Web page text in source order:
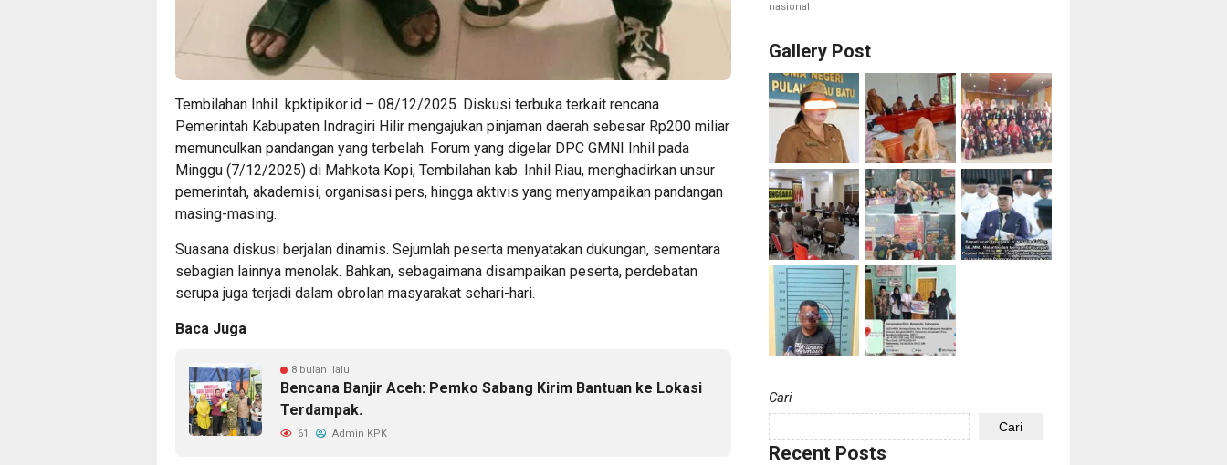
Tembilahan Inhil kpktipikor.id – 08/12/2025. Diskusi terbuka terkait rencana
Pemerintah Kabupaten Indragiri Hilir mengajukan pinjaman daerah sebesar Rp200 miliar
memunculkan pandangan yang terbelah. Forum yang digelar DPC GMNI Inhil pada
Minggu (7/12/2025) di Mahkota Kopi, Tembilahan kab. Inhil Riau, menghadirkan unsur
pemerintah, akademisi, organisasi pers, hingga aktivis yang menyampaikan pandangan
masing-masing.
Suasana diskusi berjalan dinamis. Sejumlah peserta menyatakan dukungan, sementara
sebagian lainnya menolak. Bahkan, sebagaimana disampaikan peserta, perdebatan
serupa juga terjadi dalam obrolan masyarakat sehari-hari.
Baca Juga
8 bulan lalu
Bencana Banjir Aceh: Pemko Sabang Kirim Bantuan ke Lokasi
Terdampak.
61 Admin KPK
nasional
Gallery Post
Cari
Cari
Recent Posts